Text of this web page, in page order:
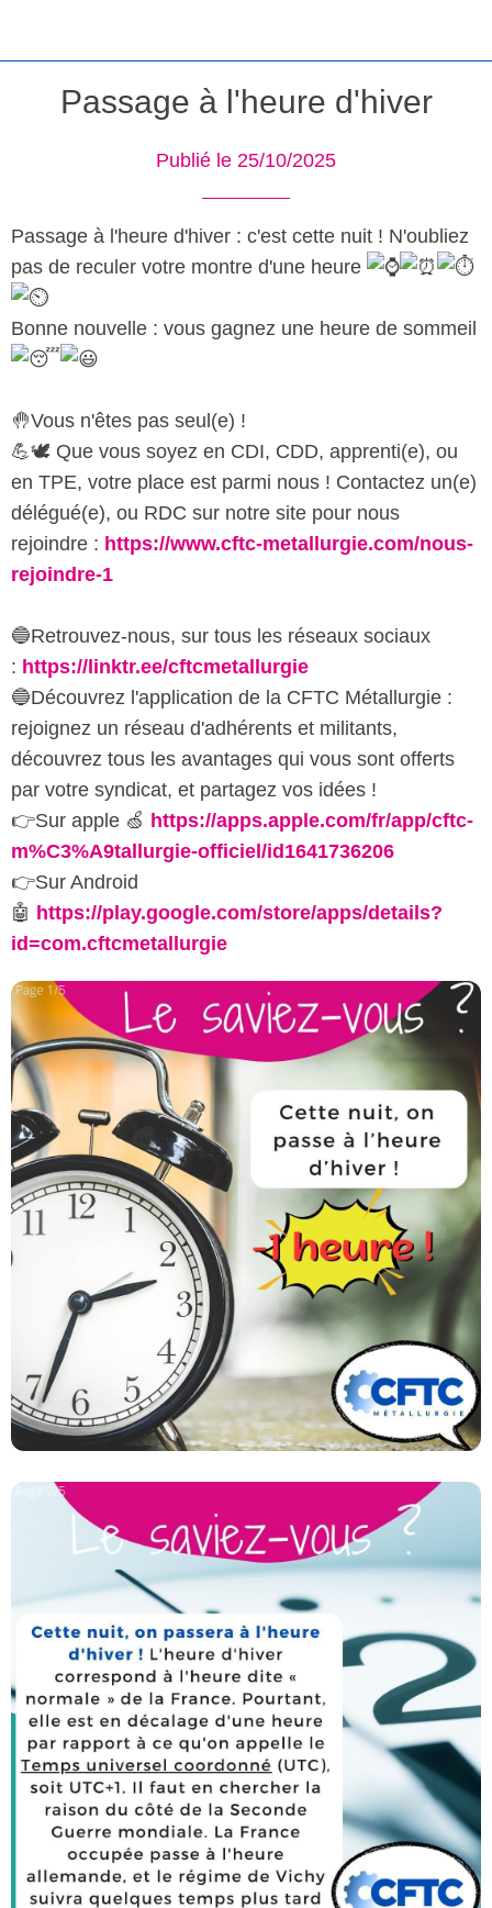
Passage à l'heure d'hiver
Publié le 25/10/2025
Passage à l'heure d'hiver : c'est cette nuit ! N'oubliez
pas de reculer votre montre d'une heure
Bonne nouvelle : vous gagnez une heure de sommeil
🤚Vous n'êtes pas seul(e) !
💪🕊️ Que vous soyez en CDI, CDD, apprenti(e), ou
en TPE, votre place est parmi nous ! Contactez un(e)
délégué(e), ou RDC sur notre site pour nous
rejoindre : https://www.cftc-metallurgie.com/nous-
rejoindre-1
🔵Retrouvez-nous, sur tous les réseaux sociaux
: https://linktr.ee/cftcmetallurgie
🔵Découvrez l'application de la CFTC Métallurgie :
rejoignez un réseau d'adhérents et militants,
découvrez tous les avantages qui vous sont offerts
par votre syndicat, et partagez vos idées !
👉Sur apple 🍏 https://apps.apple.com/fr/app/cftc-
m%C3%A9tallurgie-officiel/id1641736206
👉Sur Android
🤖 https://play.google.com/store/apps/details?
id=com.cftcmetallurgie